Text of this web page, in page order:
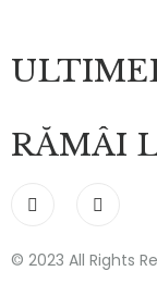
RĂMÂI
© 2023 All Rights